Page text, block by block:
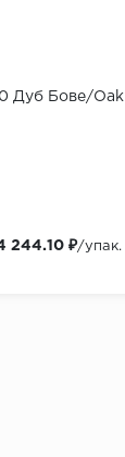
Дуб Бове/Oak
244.10 ₽/упак.